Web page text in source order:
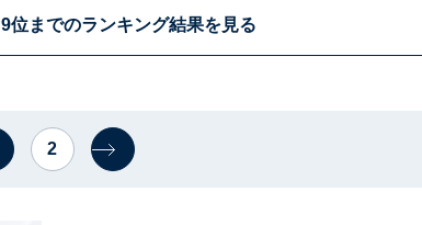
9位までのランキング結果を見る
2